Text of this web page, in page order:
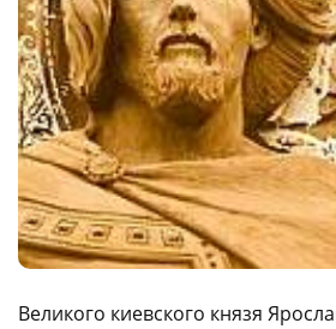
Великого киевского князя